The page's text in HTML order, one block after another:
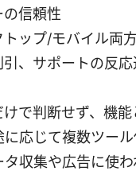
信頼性
ップ/モバイル両
、サポートの反応
で判断せず、機
に応じて複数ツー
タ収集や広告に使